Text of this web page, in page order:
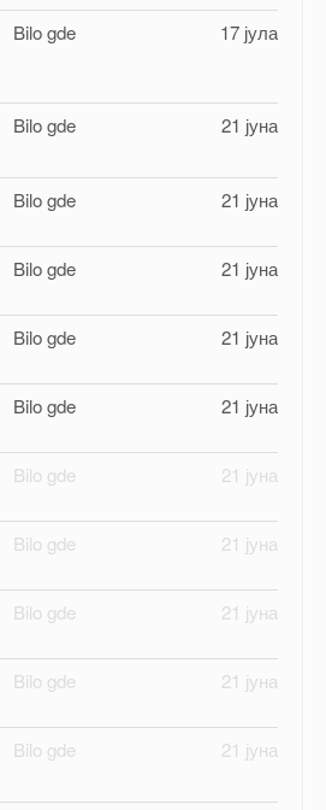
Bilo gde 17 јула
Bilo gde 21 јуна
Bilo gde 21 јуна
Bilo gde 21 јуна
Bilo gde 21 јуна
Bilo gde 21 јуна
Bilo gde 21 јуна
Bilo gde 21 јуна
Bilo gde 21 јуна
Bilo gde 21 јуна
Bilo gde 21 јуна